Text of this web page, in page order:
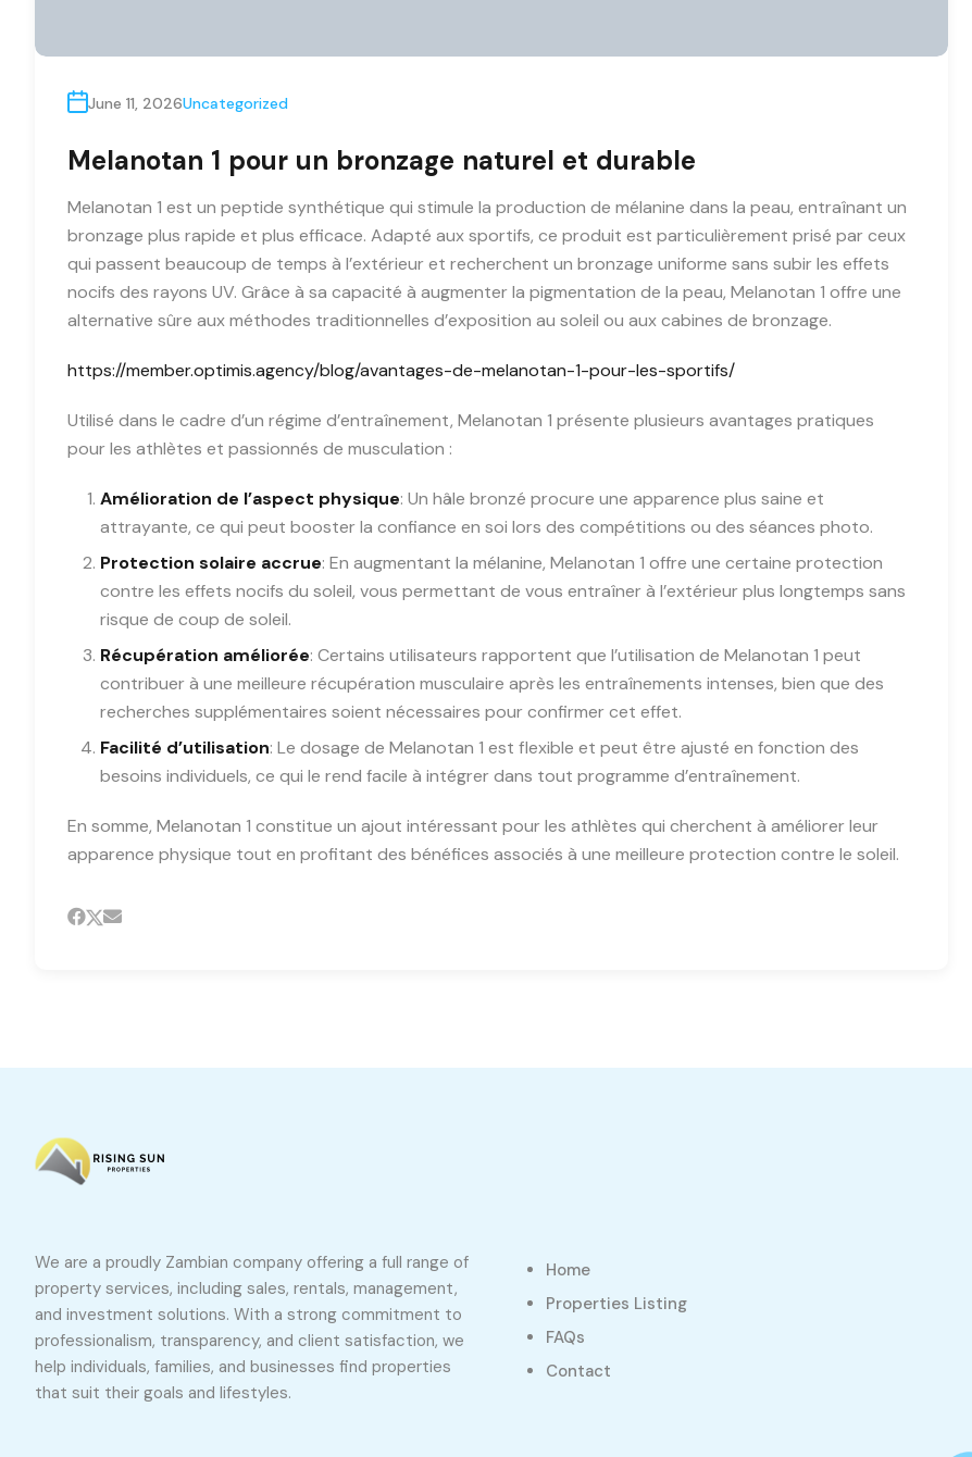
June 11, 2026Uncategorized
Melanotan 1 pour un bronzage naturel et durable
Melanotan 1 est un peptide synthétique qui stimule la production de mélanine dans la peau, entraînant un
bronzage plus rapide et plus efficace. Adapté aux sportifs, ce produit est particulièrement prisé par ceux
qui passent beaucoup de temps à l’extérieur et recherchent un bronzage uniforme sans subir les effets
nocifs des rayons UV. Grâce à sa capacité à augmenter la pigmentation de la peau, Melanotan 1 offre une
alternative sûre aux méthodes traditionnelles d’exposition au soleil ou aux cabines de bronzage.
https://member.optimis.agency/blog/avantages-de-melanotan-1-pour-les-sportifs/
Utilisé dans le cadre d’un régime d’entraînement, Melanotan 1 présente plusieurs avantages pratiques
pour les athlètes et passionnés de musculation :
Amélioration de l’aspect physique: Un hâle bronzé procure une apparence plus saine et
attrayante, ce qui peut booster la confiance en soi lors des compétitions ou des séances photo.
Protection solaire accrue: En augmentant la mélanine, Melanotan 1 offre une certaine protection
contre les effets nocifs du soleil, vous permettant de vous entraîner à l’extérieur plus longtemps sans
risque de coup de soleil.
Récupération améliorée: Certains utilisateurs rapportent que l’utilisation de Melanotan 1 peut
contribuer à une meilleure récupération musculaire après les entraînements intenses, bien que des
recherches supplémentaires soient nécessaires pour confirmer cet effet.
Facilité d’utilisation: Le dosage de Melanotan 1 est flexible et peut être ajusté en fonction des
besoins individuels, ce qui le rend facile à intégrer dans tout programme d’entraînement.
En somme, Melanotan 1 constitue un ajout intéressant pour les athlètes qui cherchent à améliorer leur
apparence physique tout en profitant des bénéfices associés à une meilleure protection contre le soleil.
We are a proudly Zambian company offering a full range of
property services, including sales, rentals, management,
and investment solutions. With a strong commitment to
professionalism, transparency, and client satisfaction, we
help individuals, families, and businesses find properties
that suit their goals and lifestyles.
Home
Properties Listing
FAQs
Contact